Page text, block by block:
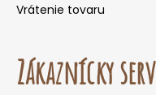
Vrátenie tovaru
Zákaznícky